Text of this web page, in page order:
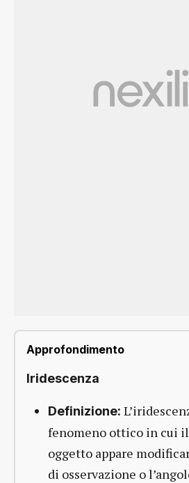
Approfondimento
Iridescenza
Definizione:
fenomeno ottico in cui
oggetto appare
di osservazione o